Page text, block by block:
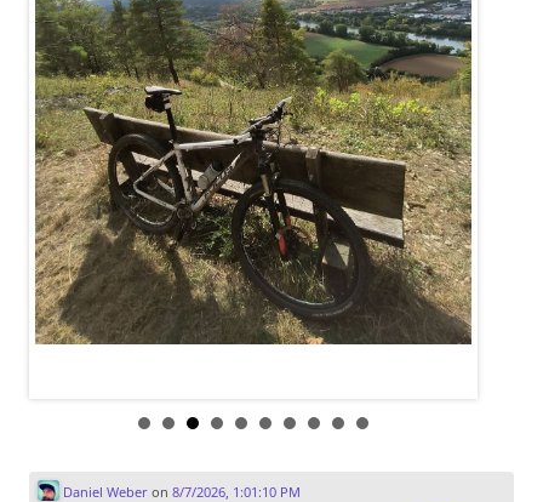
Daniel Weberon 8/7/2026, 1:01:10 PM